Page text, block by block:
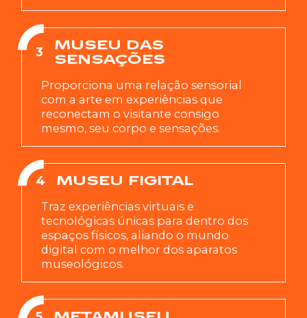
3
MUSEU DAS
SENSAÇÕES
Proporciona uma relação sensorial
com a arte em experiências que
reconectam o visitante consigo
mesmo, seu corpo e sensações.
4
MUSEU FIGITAL
Traz experiências virtuais e
tecnológicas únicas para dentro dos
espaços físicos, aliando o mundo
digital com o melhor dos aparatos
museológicos.